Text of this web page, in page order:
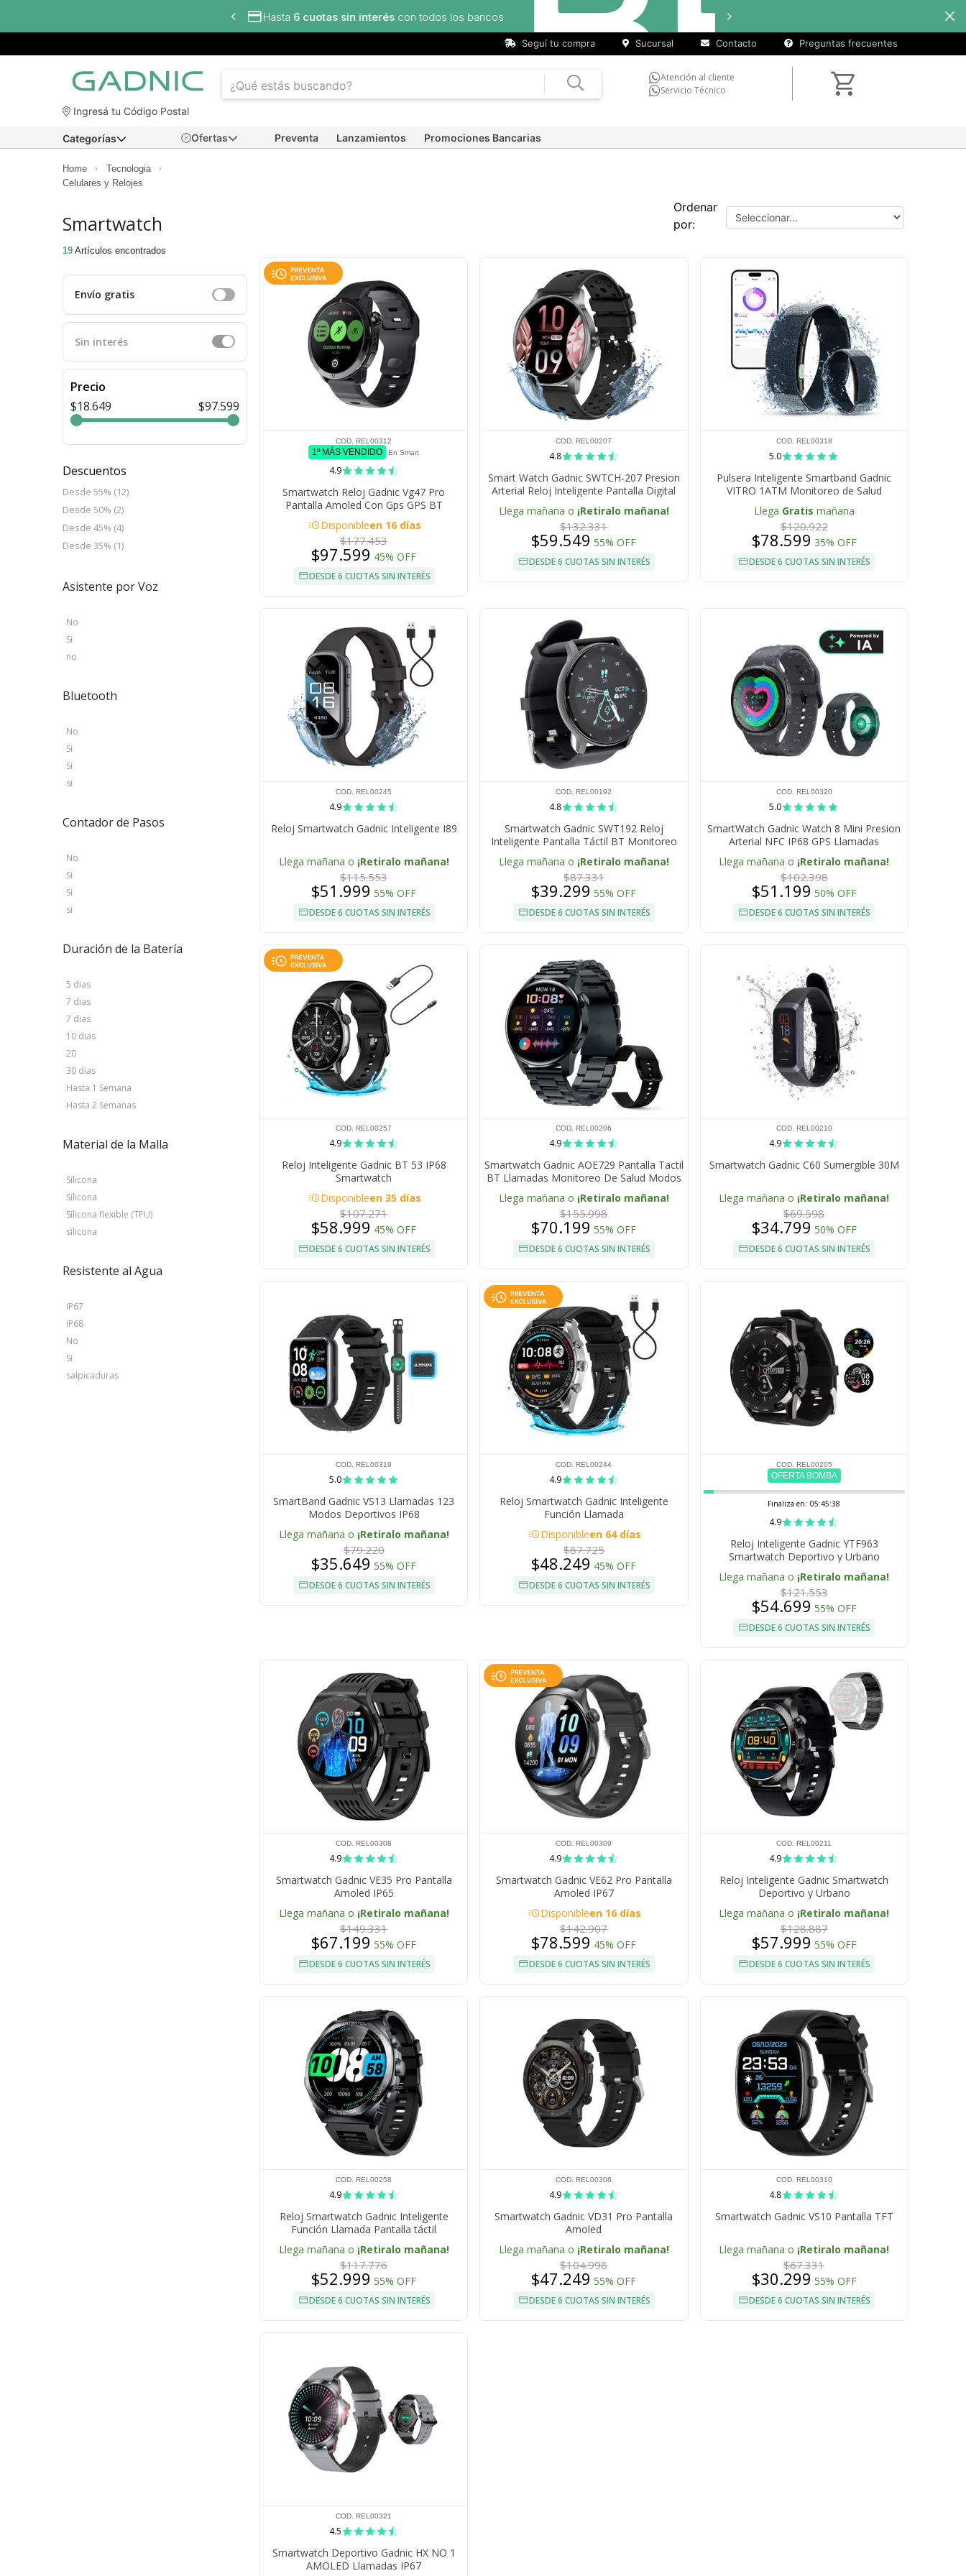
seleccionados
12
Seguí tu compra Sucursal Contacto Preguntas frecuentes
Atención al cliente
Servicio Técnico
Ingresá tu Código Postal
Ofertas Preventa Lanzamientos Promociones Bancarias
Categorías
Home
Tecnologia
Celulares y Relojes
Smartwatch
19 Artículos encontrados
Envío gratis
Sin interés
Precio
$18.649
$97.599
Descuentos
Desde 55% (12)
Desde 50% (2)
Desde 45% (4)
Desde 35% (1)
Asistente por Voz
No
Si
no
Bluetooth
No
Si
Si
si
Contador de Pasos
No
Si
Si
si
Duración de la Batería
5 dias
7 dias
7 dias
10 dias
20
30 dias
Hasta 1 Semana
Hasta 2 Semanas
Material de la Malla
Silicona
Silicona
Silicona flexible (TPU)
silicona
Resistente al Agua
IP67
IP68
No
Si
salpicaduras
Ordenar
por:
COD. REL00312
1º MÁS VENDIDO En Smart
4.9
Smartwatch Reloj Gadnic Vg47 Pro
Pantalla Amoled Con Gps GPS BT
Llamadas Monitoreo Deportivo
Compatibilidad Universal
acuteDisponibleen 16 días
$177.453
$97.599 45% OFF
DESDE 6 CUOTAS SIN INTERÉS
COD. REL00207
4.8
Smart Watch Gadnic SWTCH-207 Presion
Arterial Reloj Inteligente Pantalla Digital
Llega mañana o ¡Retiralo mañana!
$132.331
$59.549 55% OFF
DESDE 6 CUOTAS SIN INTERÉS
COD. REL00318
5.0
Pulsera Inteligente Smartband Gadnic
VITRO 1ATM Monitoreo de Salud
Llega Gratis mañana
$120.922
$78.599 35% OFF
DESDE 6 CUOTAS SIN INTERÉS
COD. REL00245
4.9
Reloj Smartwatch Gadnic Inteligente I89
Llega mañana o ¡Retiralo mañana!
$115.553
$51.999 55% OFF
DESDE 6 CUOTAS SIN INTERÉS
COD. REL00192
4.8
Smartwatch Gadnic SWT192 Reloj
Inteligente Pantalla Táctil BT Monitoreo
Llega mañana o ¡Retiralo mañana!
$87.331
$39.299 55% OFF
DESDE 6 CUOTAS SIN INTERÉS
COD. REL00320
5.0
SmartWatch Gadnic Watch 8 Mini Presion
Arterial NFC IP68 GPS Llamadas
Llega mañana o ¡Retiralo mañana!
$102.398
$51.199 50% OFF
DESDE 6 CUOTAS SIN INTERÉS
COD. REL00257
4.9
Reloj Inteligente Gadnic BT 53 IP68
Smartwatch
acuteDisponibleen 35 días
$107.271
$58.999 45% OFF
DESDE 6 CUOTAS SIN INTERÉS
COD. REL00206
4.9
Smartwatch Gadnic AOE729 Pantalla Tactil
BT Llamadas Monitoreo De Salud Modos
Deportivos
Llega mañana o ¡Retiralo mañana!
$155.998
$70.199 55% OFF
DESDE 6 CUOTAS SIN INTERÉS
COD. REL00210
4.9
Smartwatch Gadnic C60 Sumergible 30M
Llega mañana o ¡Retiralo mañana!
$69.598
$34.799 50% OFF
DESDE 6 CUOTAS SIN INTERÉS
COD. REL00319
5.0
SmartBand Gadnic VS13 Llamadas 123
Modos Deportivos IP68
Llega mañana o ¡Retiralo mañana!
$79.220
$35.649 55% OFF
DESDE 6 CUOTAS SIN INTERÉS
COD. REL00244
4.9
Reloj Smartwatch Gadnic Inteligente
Función Llamada
acuteDisponibleen 64 días
$87.725
$48.249 45% OFF
DESDE 6 CUOTAS SIN INTERÉS
COD. REL00205
OFERTA BOMBA
Finaliza en: 05:45:37
4.9
Reloj Inteligente Gadnic YTF963
Smartwatch Deportivo y Urbano
Llega mañana o ¡Retiralo mañana!
$121.553
$54.699 55% OFF
DESDE 6 CUOTAS SIN INTERÉS
COD. REL00308
4.9
Smartwatch Gadnic VE35 Pro Pantalla
Amoled IP65
Llega mañana o ¡Retiralo mañana!
$149.331
$67.199 55% OFF
DESDE 6 CUOTAS SIN INTERÉS
COD. REL00309
4.9
Smartwatch Gadnic VE62 Pro Pantalla
Amoled IP67
acuteDisponibleen 16 días
$142.907
$78.599 45% OFF
DESDE 6 CUOTAS SIN INTERÉS
COD. REL00211
4.9
Reloj Inteligente Gadnic Smartwatch
Deportivo y Urbano
Llega mañana o ¡Retiralo mañana!
$128.887
$57.999 55% OFF
DESDE 6 CUOTAS SIN INTERÉS
COD. REL00258
4.9
Reloj Smartwatch Gadnic Inteligente
Función Llamada Pantalla táctil
Llega mañana o ¡Retiralo mañana!
$117.776
$52.999 55% OFF
DESDE 6 CUOTAS SIN INTERÉS
COD. REL00306
4.9
Smartwatch Gadnic VD31 Pro Pantalla
Amoled
Llega mañana o ¡Retiralo mañana!
$104.998
$47.249 55% OFF
DESDE 6 CUOTAS SIN INTERÉS
COD. REL00310
4.8
Smartwatch Gadnic VS10 Pantalla TFT
Llega mañana o ¡Retiralo mañana!
$67.331
$30.299 55% OFF
DESDE 6 CUOTAS SIN INTERÉS
COD. REL00321
4.5
Smartwatch Deportivo Gadnic HX NO 1
AMOLED Llamadas IP67